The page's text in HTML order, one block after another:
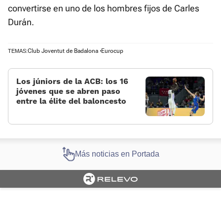
convertirse en uno de los hombres fijos de Carles
Durán.
TEMAS:Club Joventut de Badalona Eurocup
Los júniors de la ACB: los 16
jóvenes que se abren paso
entre la élite del baloncesto
Más noticias en Portada